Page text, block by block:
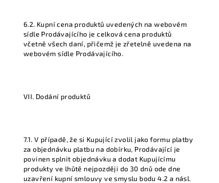
6.2. Kupní cena produktů uvedených na webovém
sídle Prodávajícího je celková cena produktů
včetně všech daní, přičemž je zřetelně uvedena na
webovém sídle Prodávajícího.
VII. Dodání produktů
7.1. V případě, že si Kupující zvolil jako formu platby
za objednávku platbu na dobírku, Prodávající je
povinen splnit objednávku a dodat Kupujícímu
produkty ve lhůtě nejpozději do 30 dnů ode dne
uzavření kupní smlouvy ve smyslu bodu 4.2 a násl.